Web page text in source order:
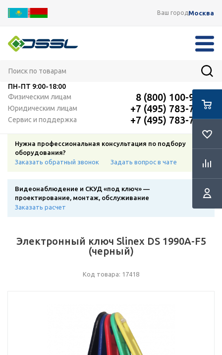
Ваш городМосква
ПН-ПТ 9:00-18:00
Физическим лицам
8 (800) 100-91-12
Юридическим лицам +7 (495) 783-72-87
Сервис и поддержка +7 (495) 783-72-87
Нужна профессиональная консультация по подбору
оборудования?
Заказать обратный звонок
Задать вопрос в чате
Видеонаблюдение и СКУД «под ключ» —
проектирование, монтаж, обслуживание
Заказать расчет
Электронный ключ Slinex DS 1990А-F5
(черный)
Код товара: 17418